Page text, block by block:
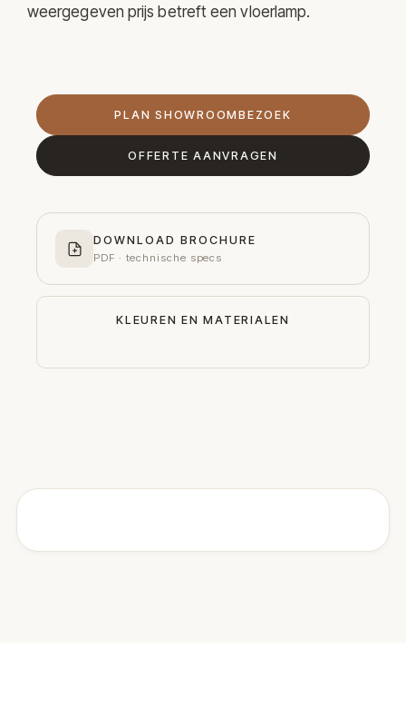
weergegeven prijs betreft een vloerlamp.
PLAN SHOWROOMBEZOEK
OFFERTE AANVRAGEN
DOWNLOAD BROCHURE
PDF · technische specs
KLEUREN EN MATERIALEN